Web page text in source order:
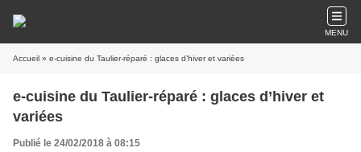
MENU
Accueil » e-cuisine du Taulier-réparé : glaces d’hiver et variées
e-cuisine du Taulier-réparé : glaces d’hiver et
variées
Publié le 24/02/2018 à 08:15